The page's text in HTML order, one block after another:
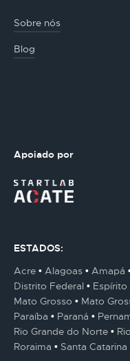
Sobre nós
Blog
Apoiado por
ESTADOS:
Acre
Alagoas Amapá
Distrito Federal
Espírito
Mato Grosso
Mato
Paraíba
Paraná
Rio Grande do Norte
Roraima
Santa Catarina